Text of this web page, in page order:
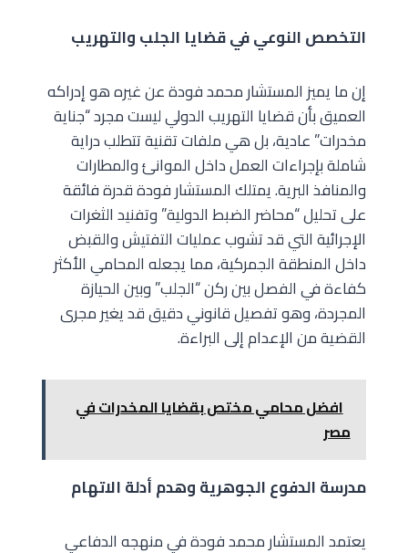
التخصص النوعي في قضايا الجلب والتهريب
إن ما يميز المستشار محمد فودة عن غيره هو إدراكه
العميق بأن قضايا التهريب الدولي ليست مجرد “جناية
مخدرات” عادية، بل هي ملفات تقنية تتطلب دراية
شاملة بإجراءات العمل داخل الموانئ والمطارات
والمنافذ البرية. يمتلك المستشار فودة قدرة فائقة
على تحليل “محاضر الضبط الدولية” وتفنيد الثغرات
الإجرائية التي قد تشوب عمليات التفتيش والقبض
داخل المنطقة الجمركية، مما يجعله المحامي الأكثر
كفاءة في الفصل بين ركن “الجلب” وبين الحيازة
المجردة، وهو تفصيل قانوني دقيق قد يغير مجرى
القضية من الإعدام إلى البراءة.
افضل محامي مختص بقضايا المخدرات في
مصر
مدرسة الدفوع الجوهرية وهدم أدلة الاتهام
يعتمد المستشار محمد فودة في منهجه الدفاعي